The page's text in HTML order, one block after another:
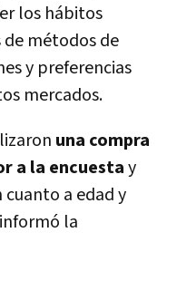
los hábitos
de métodos de
y preferencias
mercados.
una compra
a la encuestay
a edad y
la